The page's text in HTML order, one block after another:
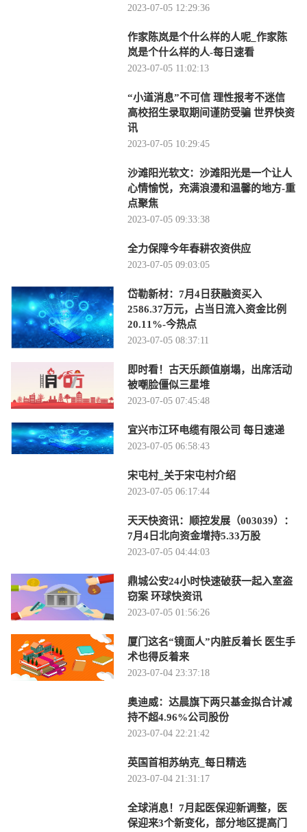
2023-07-05 12:29:36
作家陈岚是个什么样的人呢_作家陈
岚是个什么样的人-每日速看
2023-07-05 11:02:13
“小道消息”不可信 理性报考不迷信
高校招生录取期间谨防受骗 世界快资
讯
2023-07-05 10:29:45
沙滩阳光软文：沙滩阳光是一个让人
心情愉悦，充满浪漫和温馨的地方-重
点聚焦
2023-07-05 09:33:38
全力保障今年春耕农资供应
2023-07-05 09:03:05
岱勒新材：7月4日获融资买入
2586.37万元，占当日流入资金比例
20.11%-今热点
2023-07-05 08:37:11
即时看！古天乐颜值崩塌，出席活动
被嘲脸僵似三星堆
2023-07-05 07:45:48
宜兴市江环电缆有限公司 每日速递
2023-07-05 06:58:43
宋屯村_关于宋屯村介绍
2023-07-05 06:17:44
天天快资讯：顺控发展（003039）：
7月4日北向资金增持5.33万股
2023-07-05 04:44:03
鼎城公安24小时快速破获一起入室盗
窃案 环球快资讯
2023-07-05 01:56:26
厦门这名“镜面人”内脏反着长 医生手
术也得反着来
2023-07-04 23:37:18
奥迪威：达晨旗下两只基金拟合计减
持不超4.96%公司股份
2023-07-04 22:21:42
英国首相苏纳克_每日精选
2023-07-04 21:31:17
全球消息！7月起医保迎新调整，医
保迎来3个新变化，部分地区提高门